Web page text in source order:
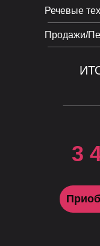
Речевые
Продажи/
3